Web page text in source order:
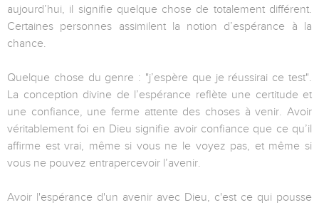
aujourd’hui, il signifie quelque chose de totalement différent.
Certaines personnes assimilent la notion d’espérance à la
chance.
Quelque chose du genre : "j’espère que je réussirai ce test".
La conception divine de l’espérance reflète une certitude et
une confiance, une ferme attente des choses à venir. Avoir
véritablement foi en Dieu signifie avoir confiance que ce qu’il
affirme est vrai, même si vous ne le voyez pas, et même si
vous ne pouvez entrapercevoir l’avenir.
Avoir l'espérance d'un avenir avec Dieu, c'est ce qui pousse